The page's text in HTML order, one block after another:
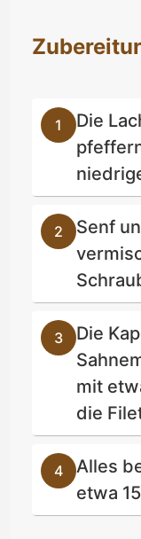
Die
Senf
Die
mit
die
Alles
etwa